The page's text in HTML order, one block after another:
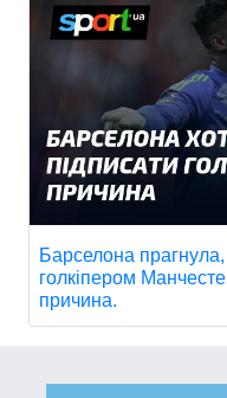
Барселона
голкіпером
причина.